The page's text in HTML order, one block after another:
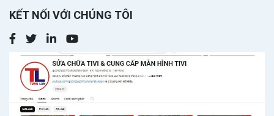
KẾT NỐI VỚI CHÚNG TÔI